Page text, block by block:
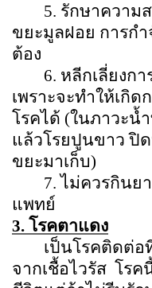
5. รักษาความ
ขยะมูลฝอย การก
ต้อง
6. หลีกเลี่ยงก
เพราะจะทำให้เกิด
โรคได้ (ในภาวะน้
แล้วโรยปูนขาว ปิ
ขยะมาเก็บ)
7.ไม่ควรกินย
แพทย์
3. โรคตาแดง
เป็นโรคติดต่อ
จากเชื้อไวรัส โรค